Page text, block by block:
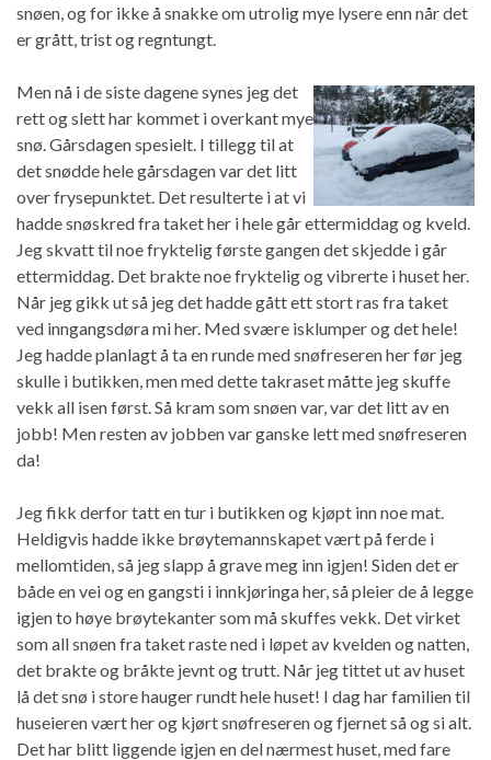
snøen, og for ikke å snakke om utrolig mye lysere enn når det
er grått, trist og regntungt.
Men nå i de siste dagene synes jeg det
rett og slett har kommet i overkant mye
snø. Gårsdagen spesielt. I tillegg til at
det snødde hele gårsdagen var det litt
over frysepunktet. Det resulterte i at vi
hadde snøskred fra taket her i hele går ettermiddag og kveld.
Jeg skvatt til noe fryktelig første gangen det skjedde i går
ettermiddag. Det brakte noe fryktelig og vibrerte i huset her.
Når jeg gikk ut så jeg det hadde gått ett stort ras fra taket
ved inngangsdøra mi her. Med svære isklumper og det hele!
Jeg hadde planlagt å ta en runde med snøfreseren her før jeg
skulle i butikken, men med dette takraset måtte jeg skuffe
vekk all isen først. Så kram som snøen var, var det litt av en
jobb! Men resten av jobben var ganske lett med snøfreseren
da!
Jeg fikk derfor tatt en tur i butikken og kjøpt inn noe mat.
Heldigvis hadde ikke brøytemannskapet vært på ferde i
mellomtiden, så jeg slapp å grave meg inn igjen! Siden det er
både en vei og en gangsti i innkjøringa her, så pleier de å legge
igjen to høye brøytekanter som må skuffes vekk. Det virket
som all snøen fra taket raste ned i løpet av kvelden og natten,
det brakte og bråkte jevnt og trutt. Når jeg tittet ut av huset
lå det snø i store hauger rundt hele huset! I dag har familien til
huseieren vært her og kjørt snøfreseren og fjernet så og si alt.
Det har blitt liggende igjen en del nærmest huset, med fare